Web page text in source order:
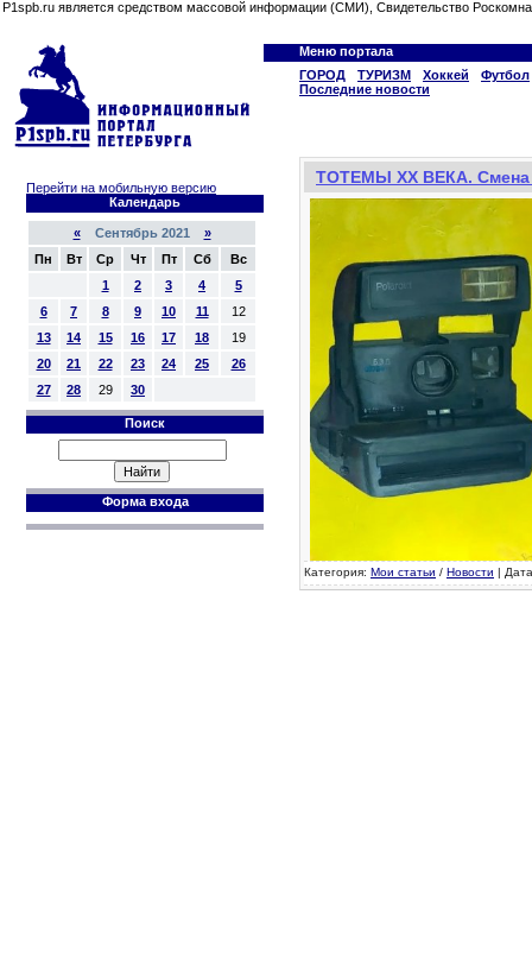
P1spb.ru является средством массовой информации (СМИ), Свидетельство
Меню портала
ГОРОД
ТУРИЗМ Хоккей
Футбол
Последние новости
Перейти на мобильную версию
Календарь
«Сентябрь 2021 »
Пн
Вт Ср Чт Пт Сб
Вс
1
2 3 4
5
6
7 8 9 10 11
12
13
14 15 16 17 18
19
20
21 22 23 24 25
26
27
28 29 30
Поиск
Форма входа
ТОТЕМЫ XX ВЕКА. Смена
Категория: Мои статьи / Новости |